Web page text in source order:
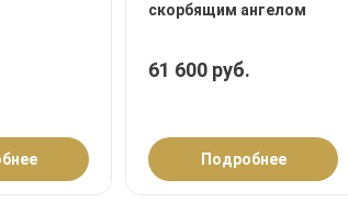
скорбящим ангелом
61 600 руб.
Подробнее